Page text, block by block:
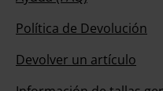
Política de Devolución
Devolver un artículo